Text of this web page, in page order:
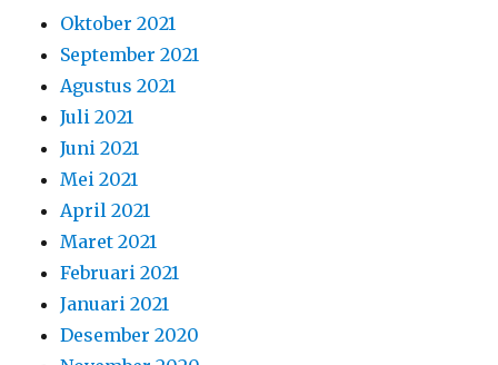
Oktober 2021
September 2021
Agustus 2021
Juli 2021
Juni 2021
Mei 2021
April 2021
Maret 2021
Februari 2021
Januari 2021
Desember 2020